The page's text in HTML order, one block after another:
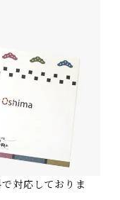
対応しておりま